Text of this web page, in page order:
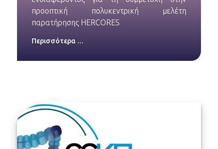
προοπτική πολυκεντρική μελέτη
παρατήρησης HERCORES
Περισσότερα …